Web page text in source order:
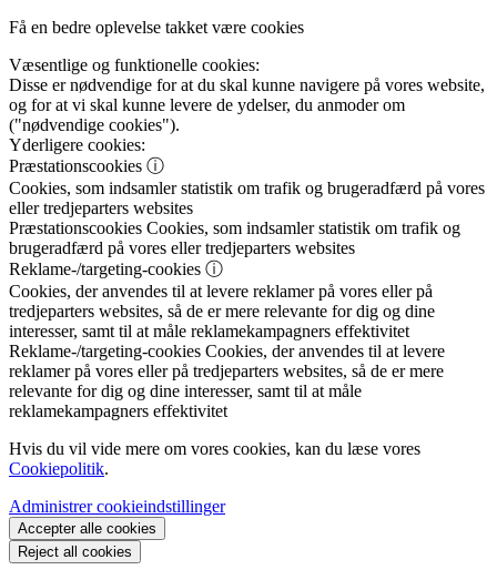
Få en bedre oplevelse takket være cookies
Væsentlige og funktionelle cookies:
Disse er nødvendige for at du skal kunne navigere på vores website,
og for at vi skal kunne levere de ydelser, du anmoder om
("nødvendige cookies").
Yderligere cookies:
Præstationscookies ⓘ
Cookies, som indsamler statistik om trafik og brugeradfærd på vores
eller tredjeparters websites
Præstationscookies Cookies, som indsamler statistik om trafik og
brugeradfærd på vores eller tredjeparters websites
Reklame-/targeting-cookies ⓘ
Cookies, der anvendes til at levere reklamer på vores eller på
tredjeparters websites, så de er mere relevante for dig og dine
interesser, samt til at måle reklamekampagners effektivitet
Reklame-/targeting-cookies Cookies, der anvendes til at levere
reklamer på vores eller på tredjeparters websites, så de er mere
relevante for dig og dine interesser, samt til at måle
reklamekampagners effektivitet
Hvis du vil vide mere om vores cookies, kan du læse vores
Cookiepolitik.
Administrer cookieindstillinger
Accepter alle cookies
Reject all cookies